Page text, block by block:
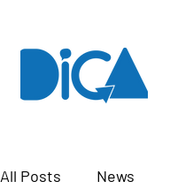
All Posts News